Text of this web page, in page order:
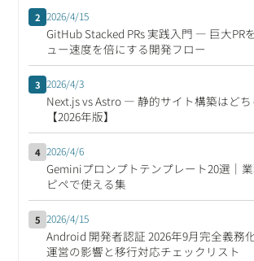
2 2026/4/15
GitHub Stacked PRs 実践入門 ― 巨大PR
ュー速度を倍にする開発フロー
3 2026/4/3
Next.js vs Astro ― 静的サイト構築はど
【2026年版】
4 2026/4/6
Geminiプロンプトテンプレート20選｜
ピペで使える集
5 2026/4/15
Android 開発者認証 2026年9月完全義務
運営の影響と移行対応チェックリスト